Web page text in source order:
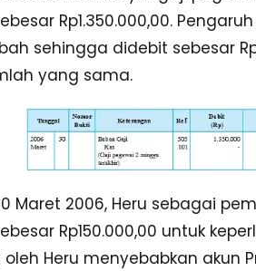
Rp1.350.000,00.
sehingga didebit sebesar
yang sama.
Maret 2006, Heru sebagai
Rp150.000,00 untuk
Heru menyebabkan akun